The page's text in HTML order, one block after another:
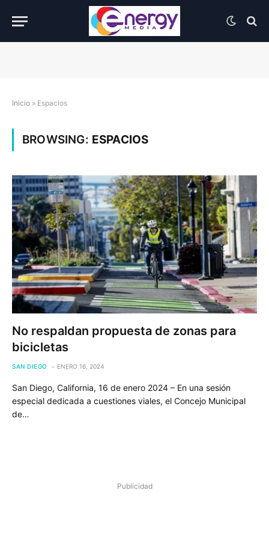
Inicio » Espacios
BROWSING: ESPACIOS
No respaldan propuesta de zonas para
bicicletas
SAN DIEGO ENERO 16, 2024
San Diego, California, 16 de enero 2024 – En una sesión
especial dedicada a cuestiones viales, el Concejo Municipal
de…
Publicidad